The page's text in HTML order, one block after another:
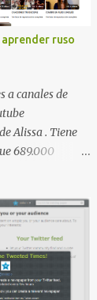
aprender ruso
a canales de
Alissa . Tiene
689.000
para
cocina etc.
p
G . con
vídeos en